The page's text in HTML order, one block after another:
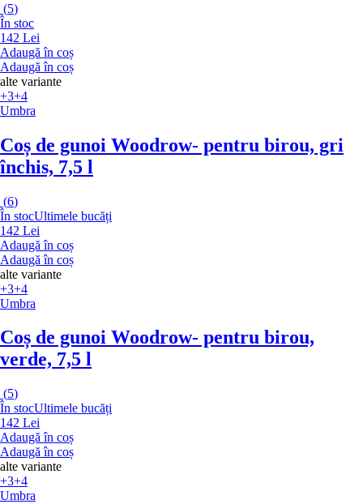
(5)
În stoc
142 Lei
Adaugă în coș
Adaugă în coș
alte variante
+3+4
Umbra
Coș de gunoi Woodrow- pentru birou, gri
închis, 7,5 l
(6)
În stocUltimele bucăți
142 Lei
Adaugă în coș
Adaugă în coș
alte variante
+3+4
Umbra
Coș de gunoi Woodrow- pentru birou,
verde, 7,5 l
(5)
În stocUltimele bucăți
142 Lei
Adaugă în coș
Adaugă în coș
alte variante
+3+4
Umbra